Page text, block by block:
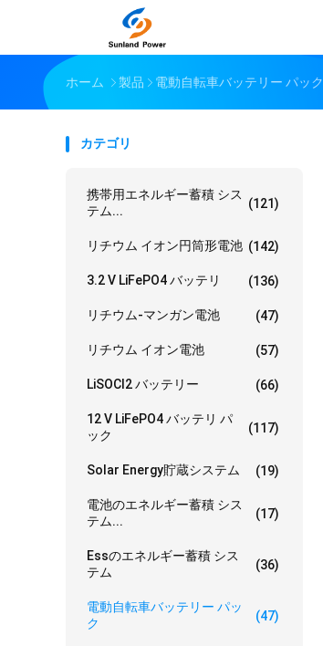
ホーム 製品 電動自転車バッテリー パック
カテゴリ
携帯用エネルギー蓄積 シス
テム...
(121)
リチウム イオン円筒形電池 (142)
3.2 V LiFePO4 バッテリ (136)
リチウム-マンガン電池 (47)
リチウム イオン電池 (57)
LiSOCl2 バッテリー (66)
12 V LiFePO4 バッテリ パ
ック
(117)
Solar Energy貯蔵システム (19)
電池のエネルギー蓄積 シス
テム...
(17)
Essのエネルギー蓄積 シス
テム
(36)
電動自転車バッテリー パッ
ク
(47)